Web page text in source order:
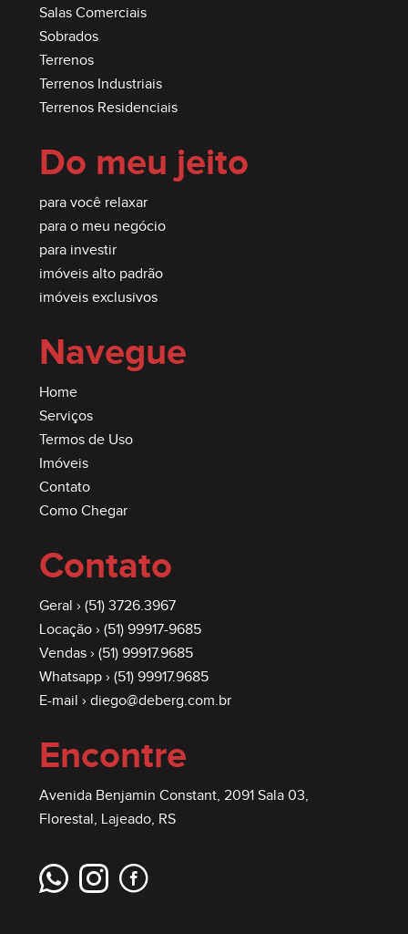
Salas Comerciais
Sobrados
Terrenos
Terrenos Industriais
Terrenos Residenciais
Do meu jeito
para você relaxar
para o meu negócio
para investir
imóveis alto padrão
imóveis exclusivos
Navegue
Home
Serviços
Termos de Uso
Imóveis
Contato
Como Chegar
Contato
Geral › (51) 3726.3967
Locação › (51) 99917-9685
Vendas › (51) 99917.9685
Whatsapp › (51) 99917.9685
E-mail › diego@deberg.com.br
Encontre
Avenida Benjamin Constant, 2091 Sala 03,
Florestal, Lajeado, RS